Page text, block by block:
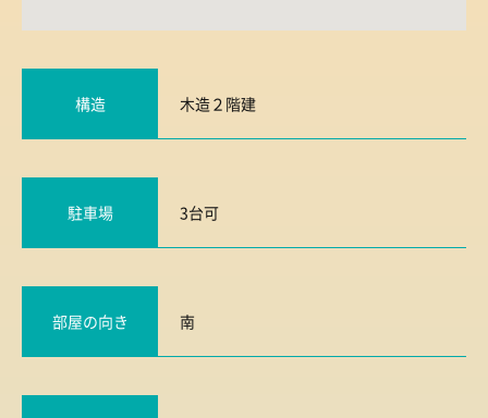
構造 木造２階建
駐車場 3台可
部屋の向き 南